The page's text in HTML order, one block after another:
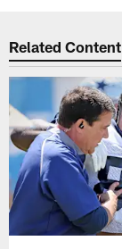
Related Content